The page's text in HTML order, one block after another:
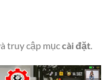
truy cập mụccài đặt.